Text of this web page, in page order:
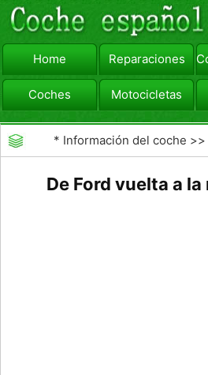
Home Reparaciones
Coches Motocicletas
viajar Camiones
* Información del coche
De Ford vuelta a